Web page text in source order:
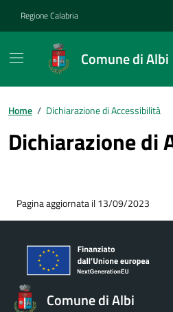
Regione Calabria
Comune di Albi
Home / Dichiarazione di Accessibilità
Dichiarazione di
Pagina aggiornata il 13/09/2023
Comune di Albi